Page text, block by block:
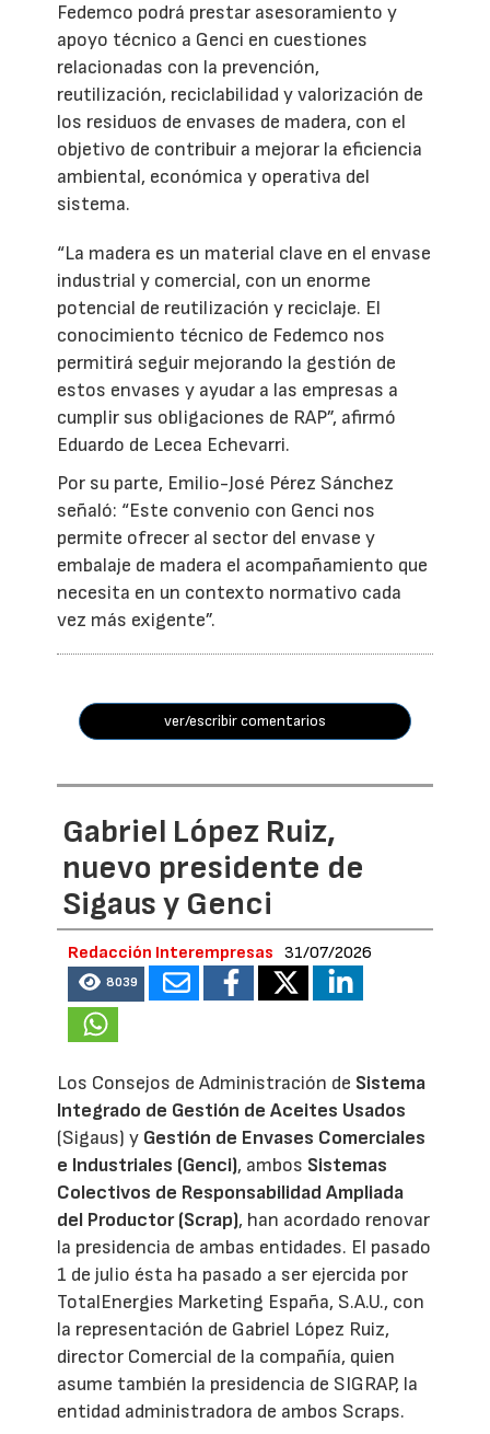
Fedemco podrá prestar asesoramiento y
apoyo técnico a Genci en cuestiones
relacionadas con la prevención,
reutilización, reciclabilidad y valorización de
los residuos de envases de madera, con el
objetivo de contribuir a mejorar la eficiencia
ambiental, económica y operativa del
sistema.
“La madera es un material clave en el envase
industrial y comercial, con un enorme
potencial de reutilización y reciclaje. El
conocimiento técnico de Fedemco nos
permitirá seguir mejorando la gestión de
estos envases y ayudar a las empresas a
cumplir sus obligaciones de RAP”, afirmó
Eduardo de Lecea Echevarri.
Por su parte, Emilio-José Pérez Sánchez
señaló: “Este convenio con Genci nos
permite ofrecer al sector del envase y
embalaje de madera el acompañamiento que
necesita en un contexto normativo cada
vez más exigente”.
ver/escribir comentarios
Gabriel López Ruiz,
nuevo presidente de
Sigaus y Genci
Redacción Interempresas 31/07/2026
8039
Los Consejos de Administración de Sistema
Integrado de Gestión de Aceites Usados
(Sigaus) y Gestión de Envases Comerciales
e Industriales (Genci), ambos Sistemas
Colectivos de Responsabilidad Ampliada
del Productor (Scrap), han acordado renovar
la presidencia de ambas entidades. El pasado
1 de julio ésta ha pasado a ser ejercida por
TotalEnergies Marketing España, S.A.U., con
la representación de Gabriel López Ruiz,
director Comercial de la compañía, quien
asume también la presidencia de SIGRAP, la
entidad administradora de ambos Scraps.